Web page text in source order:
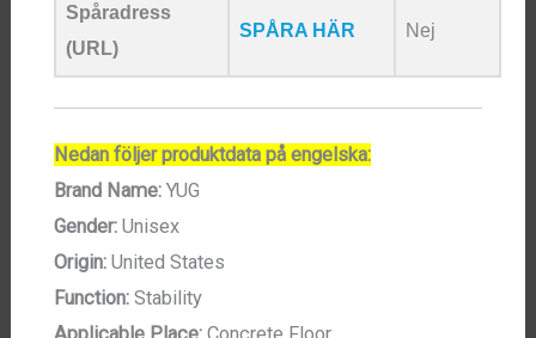
Spåradress
(URL)
SPÅRA HÄR Nej
Nedan följer produktdata på engelska:
Brand Name: YUG
Gender: Unisex
Origin: United States
Function: Stability